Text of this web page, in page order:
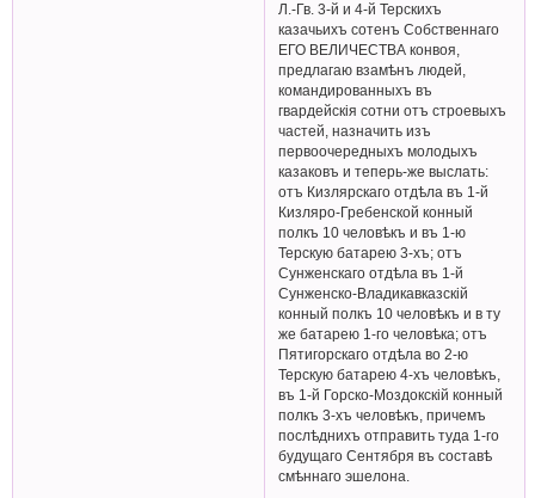
Л.-Гв. 3-й и 4-й Терскихъ
казачьихъ сотенъ Собственнаго
ЕГО ВЕЛИЧЕСТВА конвоя,
предлагаю взамѣнъ людей,
командированныхъ въ
гвардейскія сотни отъ строевыхъ
частей, назначить изъ
первоочередныхъ молодыхъ
казаковъ и теперь-же выслать:
отъ Кизлярскаго отдѣла въ 1-й
Кизляро-Гребенской конный
полкъ 10 человѣкъ и въ 1-ю
Терскую батарею 3-хъ; отъ
Сунженскаго отдѣла въ 1-й
Сунженско-Владикавказскій
конный полкъ 10 человѣкъ и в ту
же батарею 1-го человѣка; отъ
Пятигорскаго отдѣла во 2-ю
Терскую батарею 4-хъ человѣкъ,
въ 1-й Горско-Моздокскій конный
полкъ 3-хъ человѣкъ, причемъ
послѣднихъ отправить туда 1-го
будущаго Сентября въ составѣ
смѣннаго эшелона.